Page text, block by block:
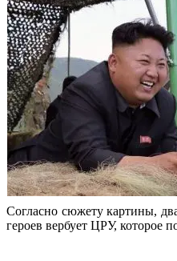
Согласно сюжету картины,
героев вербует ЦРУ, которое